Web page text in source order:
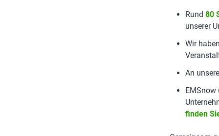
Rund 80
unserer
Wir
An
EMSnow
finden